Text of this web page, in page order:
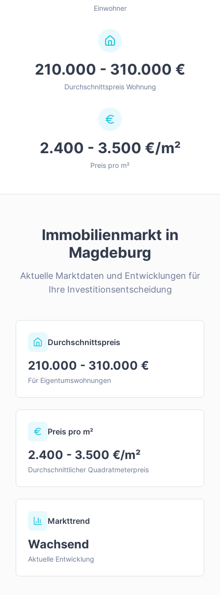
Einwohner
210.000 - 310.000 €
Durchschnittspreis Wohnung
2.400 - 3.500 €/m²
Preis pro m²
Immobilienmarkt in
Magdeburg
Aktuelle Marktdaten und Entwicklungen für
Ihre Investitionsentscheidung
Durchschnittspreis
210.000 - 310.000 €
Für Eigentumswohnungen
Preis pro m²
2.400 - 3.500 €/m²
Durchschnittlicher Quadratmeterpreis
Markttrend
Wachsend
Aktuelle Entwicklung